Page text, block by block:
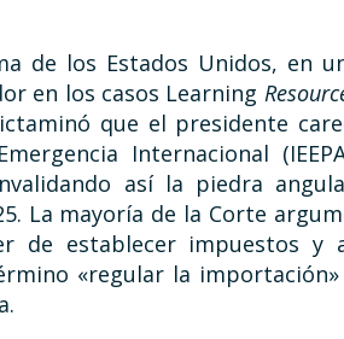
de los Estados Unidos, en
en los casos Learning
que el presidente
Internacional
así la piedra
La mayoría de la Corte
establecer impuestos y
«regular la